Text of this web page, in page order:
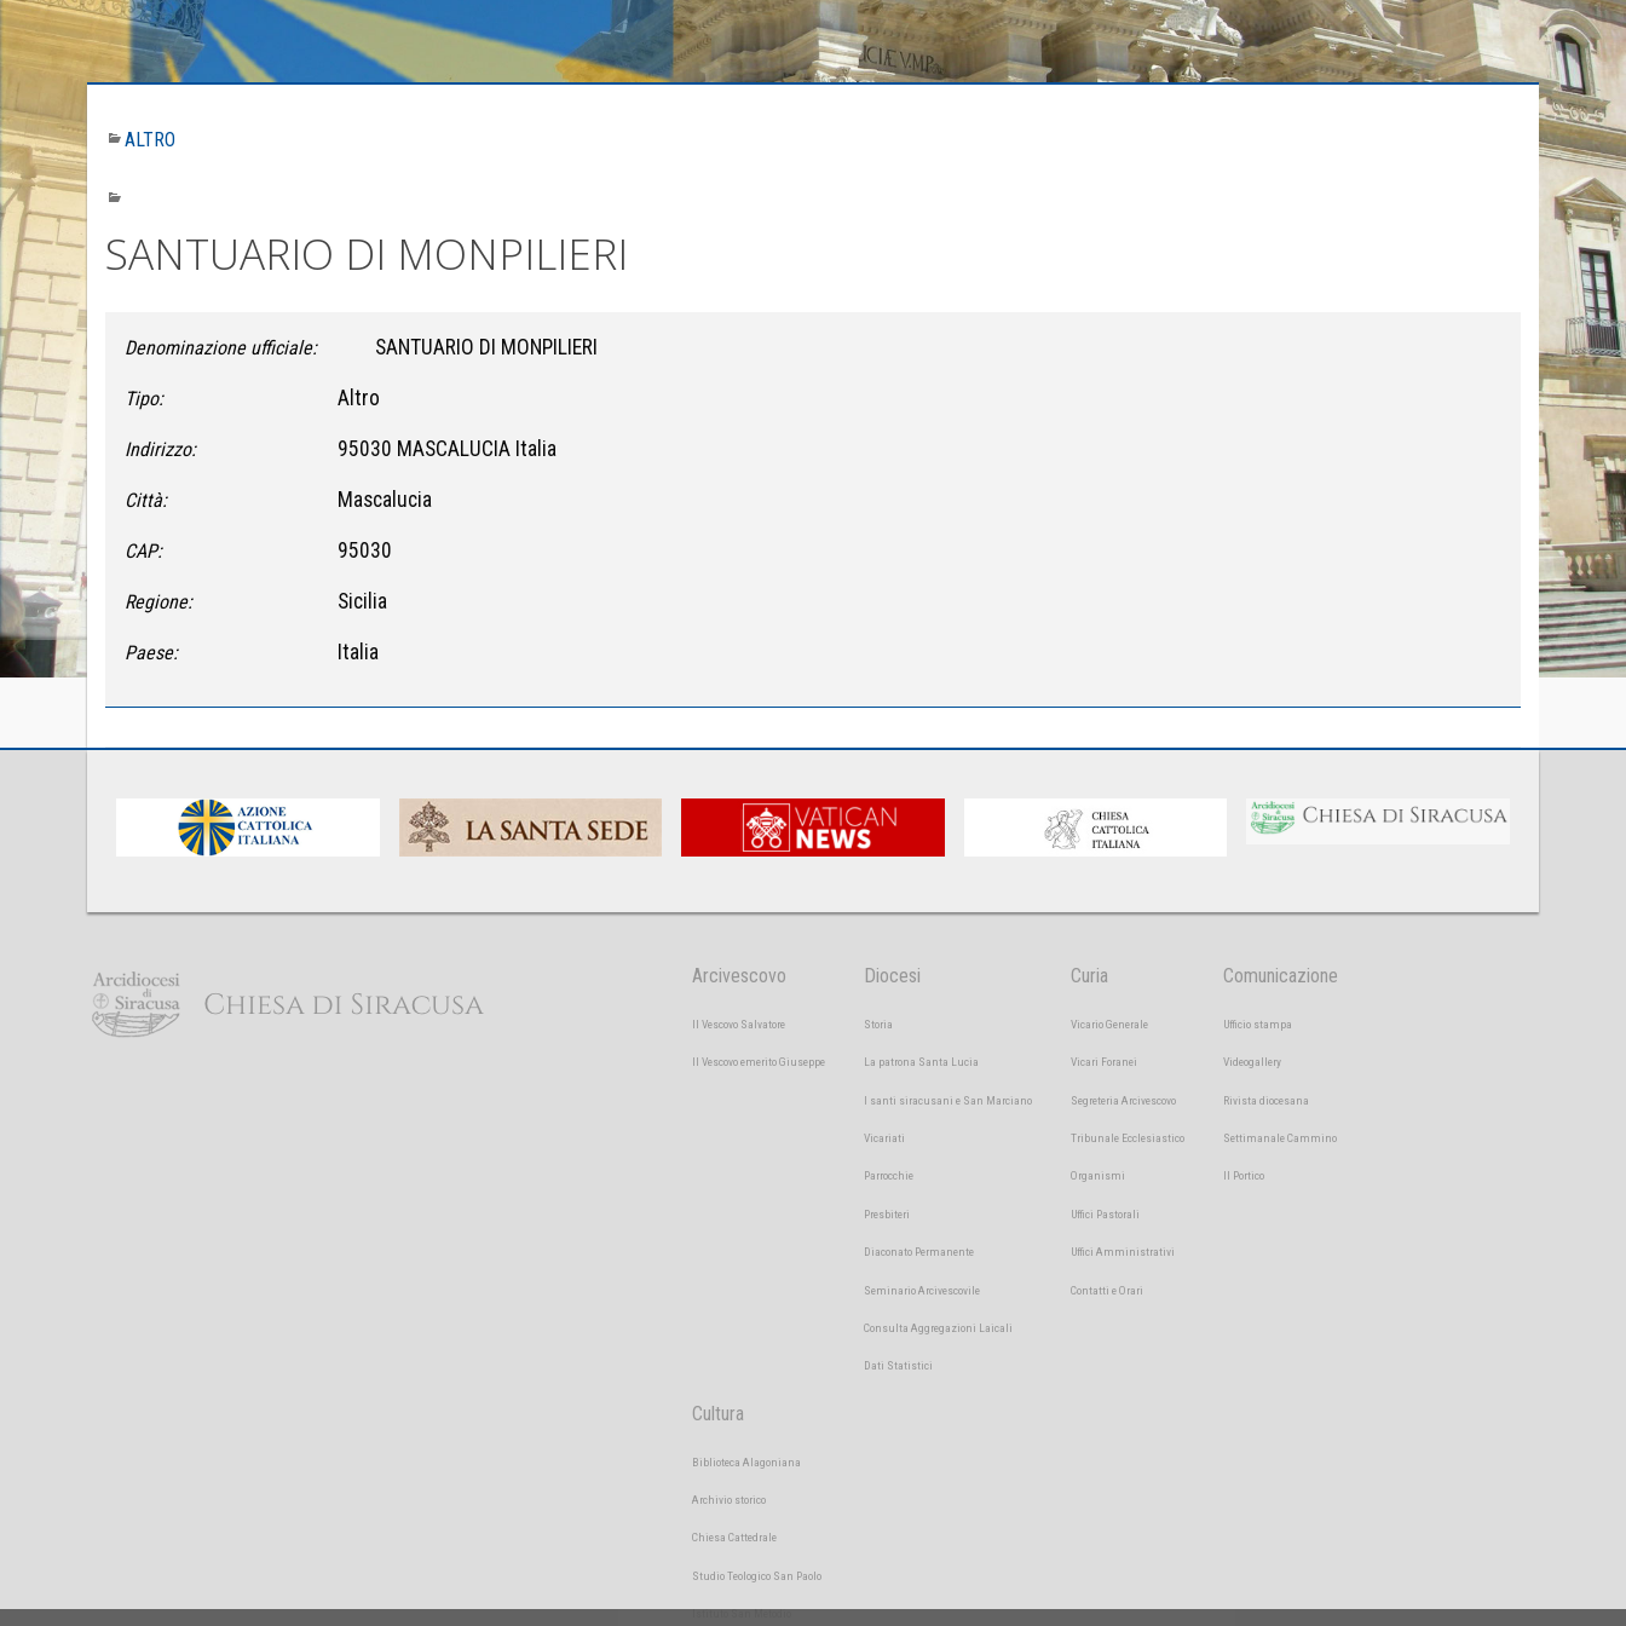
ALTRO
SANTUARIO DI MONPILIERI
Denominazione ufficiale: SANTUARIO DI MONPILIERI
Tipo: Altro
Indirizzo: 95030 MASCALUCIA Italia
Città: Mascalucia
CAP: 95030
Regione: Sicilia
Paese: Italia
Arcivescovo
Il Vescovo Salvatore
Il Vescovo emerito Giuseppe
Diocesi
Storia
La patrona Santa Lucia
I santi siracusani e San Marciano
Vicariati
Parrocchie
Presbiteri
Diaconato Permanente
Seminario Arcivescovile
Consulta Aggregazioni Laicali
Dati Statistici
Curia
Vicario Generale
Vicari Foranei
Segreteria Arcivescovo
Tribunale Ecclesiastico
Organismi
Uffici Pastorali
Uffici Amministrativi
Contatti e Orari
Comunicazione
Ufficio stampa
Videogallery
Rivista diocesana
Settimanale Cammino
Il Portico
Cultura
Biblioteca Alagoniana
Archivio storico
Chiesa Cattedrale
Studio Teologico San Paolo
Istituto San Metodio